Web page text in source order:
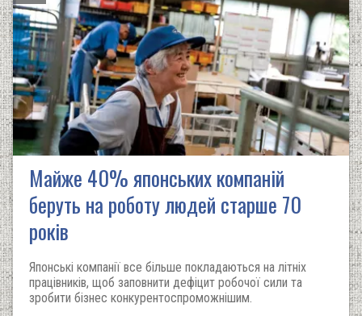
Майже 40% японських компаній
беруть на роботу людей старше 70
років
Японські компанії все більше покладаються на літніх
працівників, щоб заповнити дефіцит робочої сили та
зробити бізнес конкурентоспроможнішим.